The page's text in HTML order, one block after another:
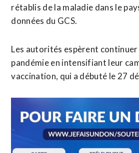
rétablis de la maladie dans le
données du GCS.
Les autorités espèrent continuer
pandémie en intensifiant leur
vaccination, qui a débuté le 27